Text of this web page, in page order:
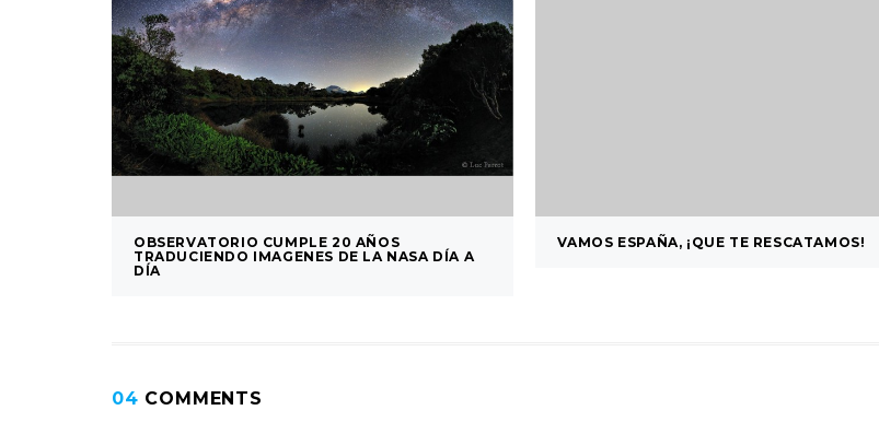
OBSERVATORIO CUMPLE 20 AÑOS
TRADUCIENDO IMAGENES DE LA NASA DÍA A
DÍA
VAMOS ESPAÑA, ¡QUE TE RESCATAMOS!
04 COMMENTS